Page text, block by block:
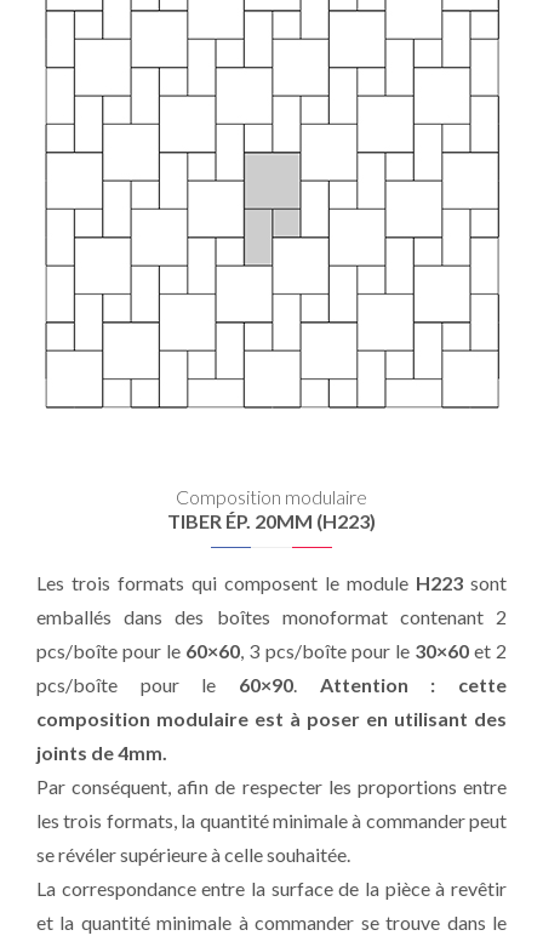
Composition modulaire
TIBER ÉP. 20MM (H223)
Les trois formats qui composent le module H223 sont
emballés dans des boîtes monoformat contenant 2
pcs/boîte pour le 60×60, 3 pcs/boîte pour le 30×60 et 2
pcs/boîte pour le 60×90. Attention : cette
composition modulaire est à poser en utilisant des
joints de 4mm.
Par conséquent, afin de respecter les proportions entre
les trois formats, la quantité minimale à commander peut
se révéler supérieure à celle souhaitée.
La correspondance entre la surface de la pièce à revêtir
et la quantité minimale à commander se trouve dans le